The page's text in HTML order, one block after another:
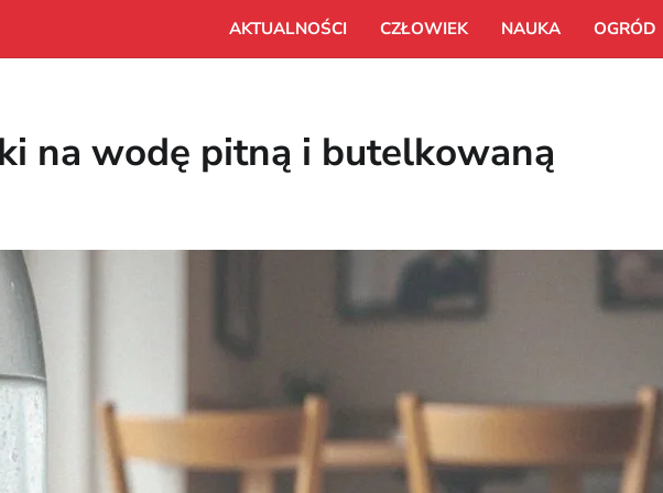
AKTUALNOŚCI CZŁOWIEK NAUKA OGRÓD
na wodę pitną i butelkowaną